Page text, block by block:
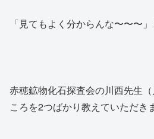
「見てもよく分からんな〜〜〜
赤穂鉱物化石探査会の川西先生
ころを2つばかり教えていただき